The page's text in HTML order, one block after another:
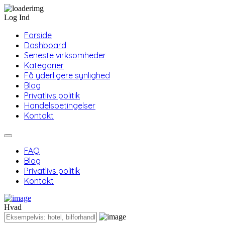
Log Ind
Forside
Dashboard
Seneste virksomheder
Kategorier
Få yderligere synlighed
Blog
Privatlivs politik
Handelsbetingelser
Kontakt
FAQ
Blog
Privatlivs politik
Kontakt
Hvad